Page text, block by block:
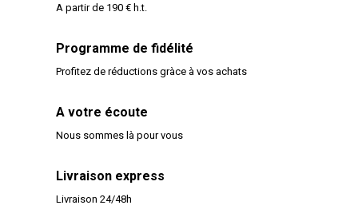
A partir de 190 € h.t.
Programme de fidélité
Profitez de réductions gràce à vos achats
A votre écoute
Nous sommes là pour vous
Livraison express
Livraison 24/48h